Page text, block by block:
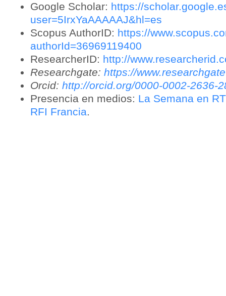
Google Scholar: https://
user=5IrxYaAAAAAJ&hl=es
Scopus AuthorID: https://
authorId=36969119400
ResearcherID: http://
Researchgate: https://
Orcid: http://orcid.org/0000-0002-2636-
Presencia en medios: La Semana en
RFI Francia.